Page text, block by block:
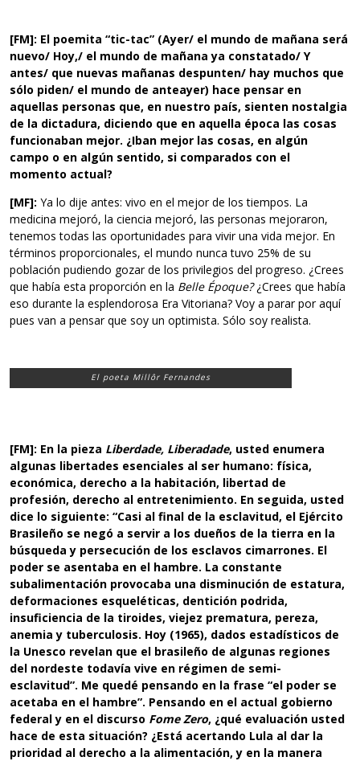
[FM]: El poemita “tic-tac” (Ayer/ el mundo de mañana será
nuevo/ Hoy,/ el mundo de mañana ya constatado/ Y
antes/ que nuevas mañanas despunten/ hay muchos que
sólo piden/ el mundo de anteayer) hace pensar en
aquellas personas que, en nuestro país, sienten nostalgia
de la dictadura, diciendo que en aquella época las cosas
funcionaban mejor. ¿Iban mejor las cosas, en algún
campo o en algún sentido, si comparados con el
momento actual?
[MF]: Ya lo dije antes: vivo en el mejor de los tiempos. La
medicina mejoró, la ciencia mejoró, las personas mejoraron,
tenemos todas las oportunidades para vivir una vida mejor. En
términos proporcionales, el mundo nunca tuvo 25% de su
población pudiendo gozar de los privilegios del progreso. ¿Crees
que había esta proporción en la Belle Époque?¿Crees que había
eso durante la esplendorosa Era Vitoriana? Voy a parar por aquí
pues van a pensar que soy un optimista. Sólo soy realista.
El poeta Millôr Fernandes
[FM]: En la pieza Liberdade, Liberadade, usted enumera
algunas libertades esenciales al ser humano: física,
económica, derecho a la habitación, libertad de
profesión, derecho al entretenimiento. En seguida, usted
dice lo siguiente: “Casi al final de la esclavitud, el Ejército
Brasileño se negó a servir a los dueños de la tierra en la
búsqueda y persecución de los esclavos cimarrones. El
poder se asentaba en el hambre. La constante
subalimentación provocaba una disminución de estatura,
deformaciones esqueléticas, dentición podrida,
insuficiencia de la tiroides, viejez prematura, pereza,
anemia y tuberculosis. Hoy (1965), dados estadísticos de
la Unesco revelan que el brasileño de algunas regiones
del nordeste todavía vive en régimen de semi-
esclavitud”. Me quedé pensando en la frase “el poder se
acetaba en el hambre”. Pensando en el actual gobierno
federal y en el discurso Fome Zero, ¿qué evaluación usted
hace de esta situación? ¿Está acertando Lula al dar la
prioridad al derecho a la alimentación, y en la manera